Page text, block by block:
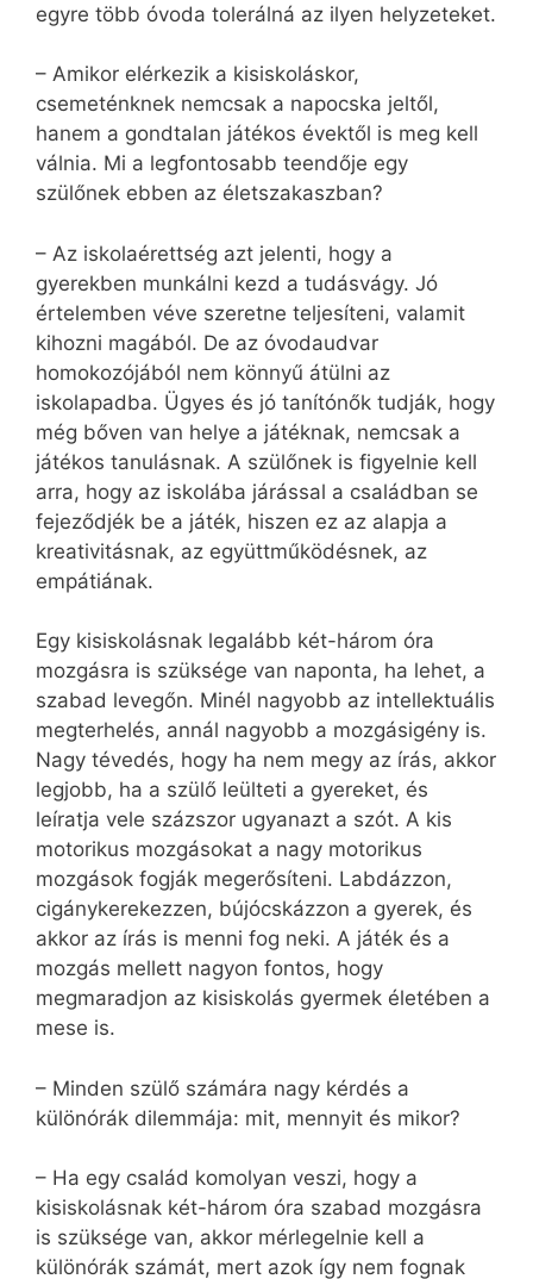
egyre több óvoda tolerálná az ilyen helyzeteket.
– Amikor elérkezik a kisiskoláskor,
csemeténknek nemcsak a napocska jeltől,
hanem a gondtalan játékos évektől is meg kell
válnia. Mi a legfontosabb teendője egy
szülőnek ebben az életszakaszban?
– Az iskolaérettség azt jelenti, hogy a
gyerekben munkálni kezd a tudásvágy. Jó
értelemben véve szeretne teljesíteni, valamit
kihozni magából. De az óvodaudvar
homokozójából nem könnyű átülni az
iskolapadba. Ügyes és jó tanítónők tudják, hogy
még bőven van helye a játéknak, nemcsak a
játékos tanulásnak. A szülőnek is figyelnie kell
arra, hogy az iskolába járással a családban se
fejeződjék be a játék, hiszen ez az alapja a
kreativitásnak, az együttműködésnek, az
empátiának.
Egy kisiskolásnak legalább két-három óra
mozgásra is szüksége van naponta, ha lehet, a
szabad levegőn. Minél nagyobb az intellektuális
megterhelés, annál nagyobb a mozgásigény is.
Nagy tévedés, hogy ha nem megy az írás, akkor
legjobb, ha a szülő leülteti a gyereket, és
leíratja vele százszor ugyanazt a szót. A kis
motorikus mozgásokat a nagy motorikus
mozgások fogják megerősíteni. Labdázzon,
cigánykerekezzen, bújócskázzon a gyerek, és
akkor az írás is menni fog neki. A játék és a
mozgás mellett nagyon fontos, hogy
megmaradjon az kisiskolás gyermek életében a
mese is.
– Minden szülő számára nagy kérdés a
különórák dilemmája: mit, mennyit és mikor?
– Ha egy család komolyan veszi, hogy a
kisiskolásnak két-három óra szabad mozgásra
is szüksége van, akkor mérlegelnie kell a
különórák számát, mert azok így nem fognak